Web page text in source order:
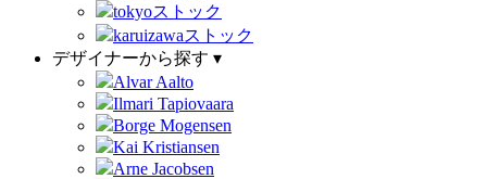
tokyoストック
karuizawaストック
デザイナーから探す ▾
Alvar Aalto
Ilmari Tapiovaara
Borge Mogensen
Kai Kristiansen
Arne Jacobsen